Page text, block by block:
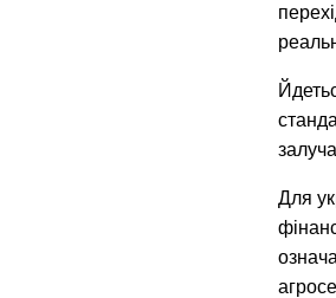
Для